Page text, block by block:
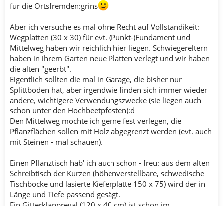
für die Ortsfremden:grins
Aber ich versuche es mal ohne Recht auf Vollständikeit:
Wegplatten (30 x 30) für evt. (Punkt-)Fundament und
Mittelweg haben wir reichlich hier liegen. Schwiegereltern
haben in ihrem Garten neue Platten verlegt und wir haben
die alten "geerbt".
Eigentlich sollten die mal in Garage, die bisher nur
Splittboden hat, aber irgendwie finden sich immer wieder
andere, wichtigere Verwendungszwecke (sie liegen auch
schon unter den Hochbeetpfosten):d
Den Mittelweg möchte ich gerne fest verlegen, die
Pflanzflächen sollen mit Holz abgegrenzt werden (evt. auch
mit Steinen - mal schauen).
Einen Pflanztisch hab' ich auch schon - freu: aus dem alten
Schreibtisch der Kurzen (höhenverstellbare, schwedische
Tischböcke und lasierte Kieferplatte 150 x 75) wird der in
Länge und Tiefe passend gesägt.